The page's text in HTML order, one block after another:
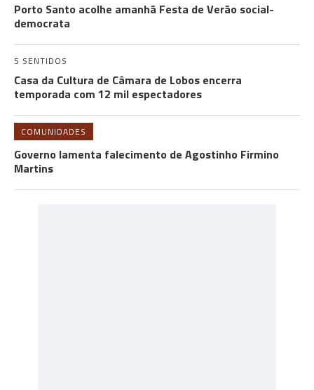
Porto Santo acolhe amanhã Festa de Verão social-
democrata
5 SENTIDOS
Casa da Cultura de Câmara de Lobos encerra
temporada com 12 mil espectadores
COMUNIDADES
Governo lamenta falecimento de Agostinho Firmino
Martins